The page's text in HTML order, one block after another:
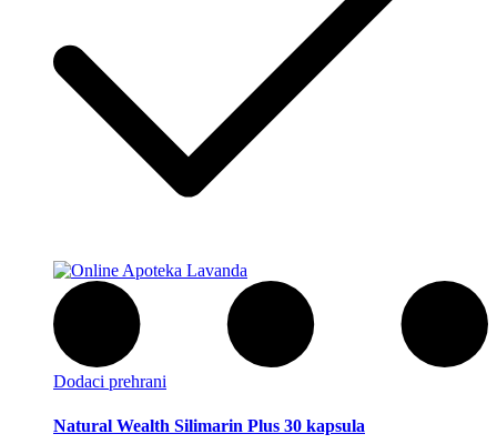
Dodaci prehrani
Natural Wealth Silimarin Plus 30 kapsula